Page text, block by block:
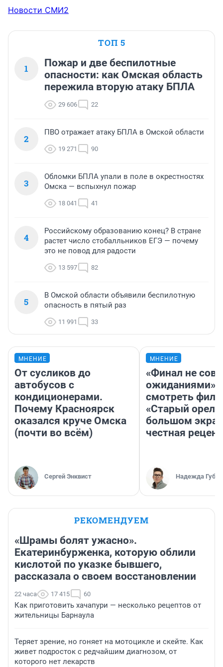
Новости СМИ2
ТОП 5
1
Пожар и две беспилотные
опасности: как Омская область
пережила вторую атаку БПЛА
29 606 22
2
ПВО отражает атаку БПЛА в Омской области
19 271 90
3
Обломки БПЛА упали в поле в окрестностях
Омска — вспыхнул пожар
18 041 41
4
Российскому образованию конец? В стране
растет число стобалльников ЕГЭ — почему
это не повод для радости
13 597 82
5
В Омской области объявили беспилотную
опасность в пятый раз
11 991 33
МНЕНИЕ
От сусликов до
автобусов с
кондиционерами.
Почему Красноярск
оказался круче Омска
(почти во всём)
Сергей Энквист
МНЕНИЕ
«Финал не
ожиданиями»:
смотреть
«Старый орел»
большом
честная
Надежда
РЕКОМЕНДУЕМ
«Шрамы болят ужасно».
Екатеринбурженка, которую облили
кислотой по указке бывшего,
рассказала о своем восстановлении
22 часа 17 415 60
Как приготовить хачапури — несколько рецептов от
жительницы Барнаула
Теряет зрение, но гоняет на мотоцикле и скейте. Как
живет подросток с редчайшим диагнозом, от
которого нет лекарств